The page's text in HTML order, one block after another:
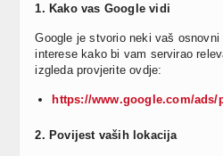
1. Kako vas Google vidi
Google je stvorio neki vaš
interese kako bi vam servirao
izgleda provjerite ovdje:
https://www.google.com/ads/
2. Povijest vaših lokacija